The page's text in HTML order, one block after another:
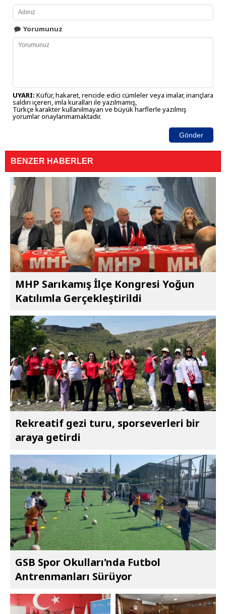
Yorumunuz
UYARI: Küfür, hakaret, rencide edici cümleler veya imalar, inançlara
saldırı içeren, imla kuralları ile yazılmamış,
Türkçe karakter kullanılmayan ve büyük harflerle yazılmış
yorumlar onaylanmamaktadır.
Gönder
BENZER HABERLER
MHP Sarıkamış İlçe Kongresi Yoğun
Katılımla Gerçekleştirildi
Rekreatif gezi turu, sporseverleri bir
araya getirdi
GSB Spor Okulları'nda Futbol
Antrenmanları Sürüyor